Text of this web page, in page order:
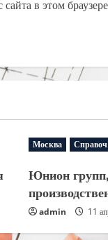
в этом
Москва
Юнион
admin 11